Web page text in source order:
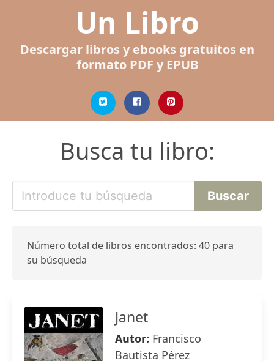
Un Libro
Descargar libros y ebooks gratuitos en
formato PDF y EPUB
Busca tu libro:
Número total de libros encontrados: 40 para
su búsqueda
Janet
Autor: Francisco
Bautista Pérez